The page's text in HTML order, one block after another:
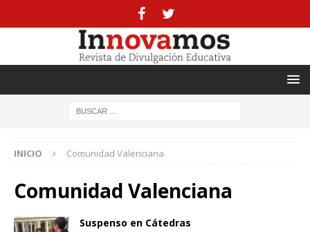
INICIO Comunidad Valenciana
Comunidad Valenciana
Suspenso en Cátedras